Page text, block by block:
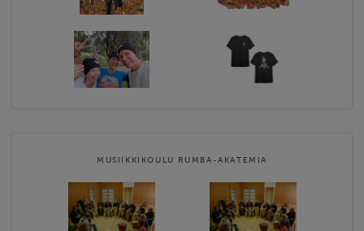
MUSIIKKIKOULU RUMBA-AKATEMIA